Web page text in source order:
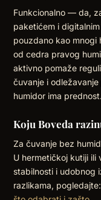
Funkcionalno — da,
paketićem i
pouzdano kao mnogi
od cedra pravog
aktivno pomaže
čuvanje i
humidor ima prednost.
Koju Boveda
Za čuvanje bez
U hermetičkoj kutiji
stabilnosti i udobnog
razlikama, pogledajte: